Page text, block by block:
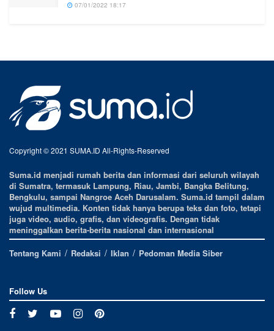
07/01/2022 18:17
Copyright © 2021 SUMA.ID All-Rights-Reserved
Suma.id menjadi rumah berita dan informasi dari seluruh wilayah
di Sumatra, termasuk Lampung, Riau, Jambi, Bangka Belitung,
Bengkulu, sampai Nangroe Aceh Darusalam. Suma.id tampil dalam
wujud multimedia. Konten tidak hanya berupa teks dan foto, tetapi
juga video, audio, grafis, dan videografis. Dengan tidak
meninggalkan berita-berita nasional dan internasional
Tentang Kami
Redaksi Iklan Pedoman Media Siber
Follow Us